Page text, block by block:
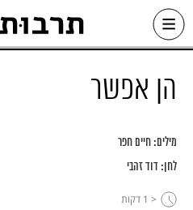
Skip
content
כל האתר
הן אפשר
מילים:חיים חפר
לחן:דוד זהבי
< 1 דקות